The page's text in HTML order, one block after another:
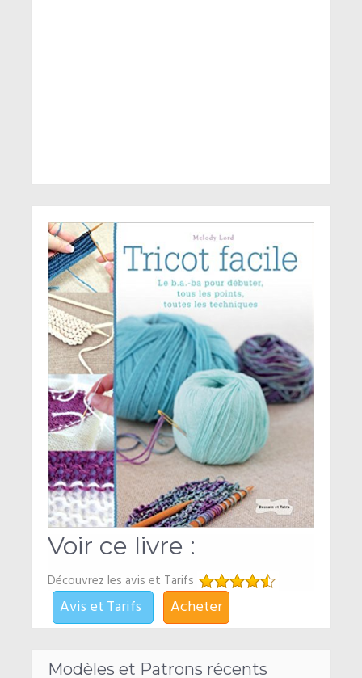
Voir ce livre :
Découvrez les avis et Tarifs
Acheter
Avis et Tarifs
Modèles et Patrons récents